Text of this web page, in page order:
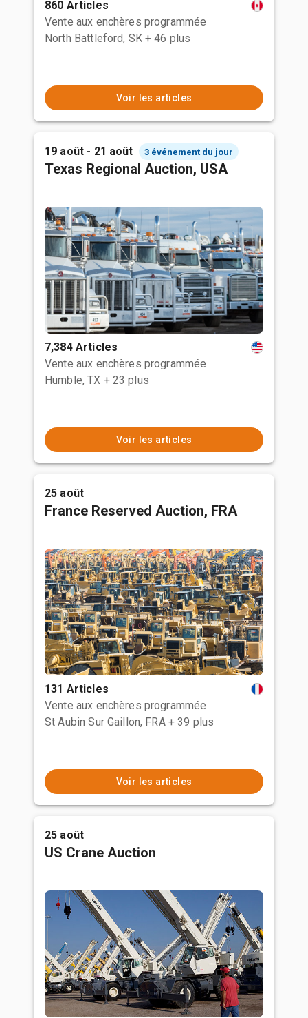
860 Articles
Vente aux enchères programmée
North Battleford, SK + 46 plus
Voir les articles
19 août - 21 août 3 événement du jour
Texas Regional Auction, USA
7,384 Articles
Vente aux enchères programmée
Humble, TX + 23 plus
Voir les articles
25 août
France Reserved Auction, FRA
131 Articles
Vente aux enchères programmée
St Aubin Sur Gaillon, FRA + 39 plus
Voir les articles
25 août
US Crane Auction